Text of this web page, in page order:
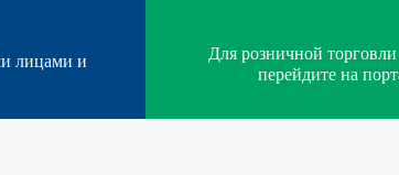
лицами и
Для розничной
перейдите на